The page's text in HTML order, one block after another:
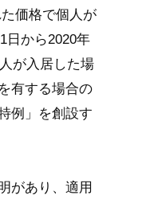
価格で個人が
日から2020年
が入居した場
有する場合の
例」を創設す
があり、適用